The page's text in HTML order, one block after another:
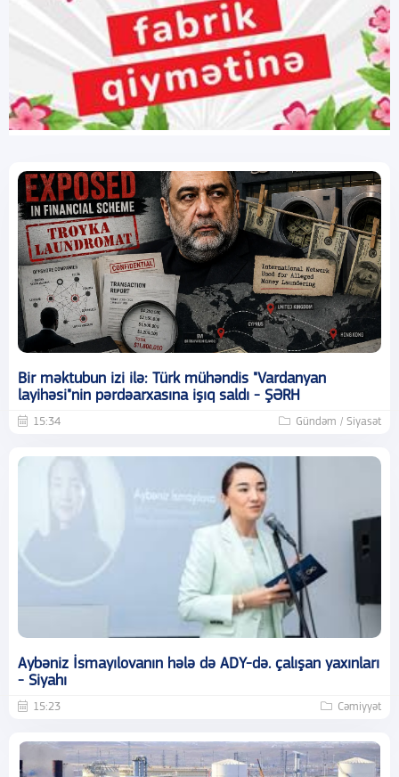
Bir məktubun izi ilə: Türk mühəndis "Vardanyan
layihəsi"nin pərdəarxasına işıq saldı - ŞƏRH
15:34 Gündəm / Siyasət
Aybəniz İsmayılovanın hələ də ADY-də. çalışan yaxınları
- Siyahı
15:23 Cəmiyyət